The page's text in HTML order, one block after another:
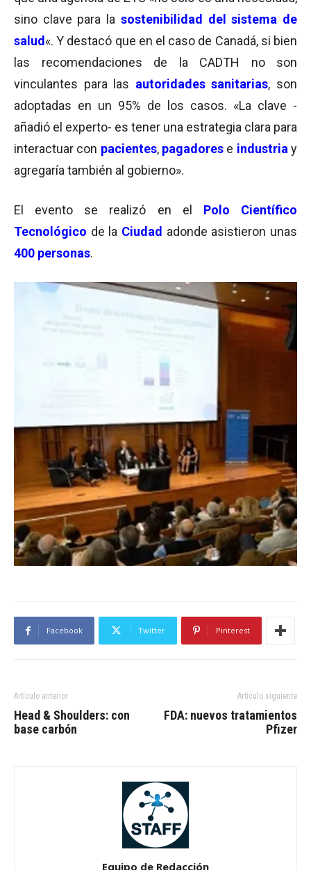
sino clave para la sostenibilidad del sistema de
salud «. Y destacó que en el caso de Canadá, si bien
las recomendaciones de la CADTH no son
vinculantes para las autoridades sanitarias, son
adoptadas en un 95% de los casos. «La clave -
añadió el experto- es tener una estrategia clara para
interactuar con pacientes, pagadores e industria y
agregaría también al gobierno».
El evento se realizó en el Polo Científico
Tecnológico de la Ciudad adonde asistieron unas
400 personas.
Facebook Twitter Pinterest
Artículo anterior
Head & Shoulders: con
base carbón
Artículo siguiente
FDA: nuevos tratamientos
Pfizer
Equipo de Redacción